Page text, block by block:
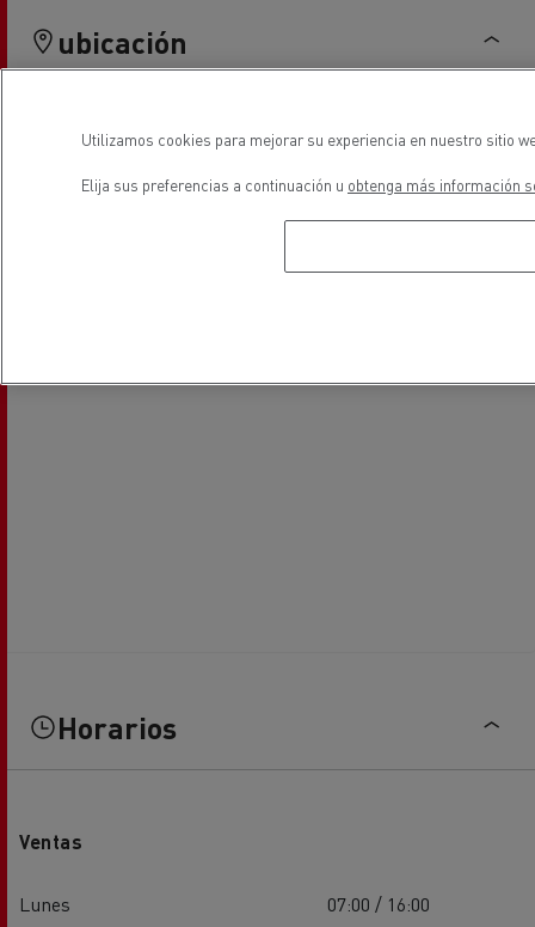
ubicación
Horarios
Ventas
Lunes
07:00 / 16:00
Utilizamos cookies para mejorar su experiencia en nuestro sitio
Elija sus preferencias a continuación u obtenga más información